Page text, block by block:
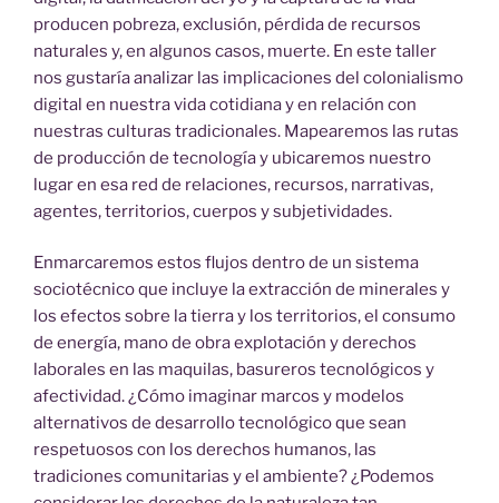
producen pobreza, exclusión, pérdida de recursos
naturales y, en algunos casos, muerte. En este taller
nos gustaría analizar las implicaciones del colonialismo
digital en nuestra vida cotidiana y en relación con
nuestras culturas tradicionales. Mapearemos las rutas
de producción de tecnología y ubicaremos nuestro
lugar en esa red de relaciones, recursos, narrativas,
agentes, territorios, cuerpos y subjetividades.
Enmarcaremos estos flujos dentro de un sistema
sociotécnico que incluye la extracción de minerales y
los efectos sobre la tierra y los territorios, el consumo
de energía, mano de obra explotación y derechos
laborales en las maquilas, basureros tecnológicos y
afectividad. ¿Cómo imaginar marcos y modelos
alternativos de desarrollo tecnológico que sean
respetuosos con los derechos humanos, las
tradiciones comunitarias y el ambiente? ¿Podemos